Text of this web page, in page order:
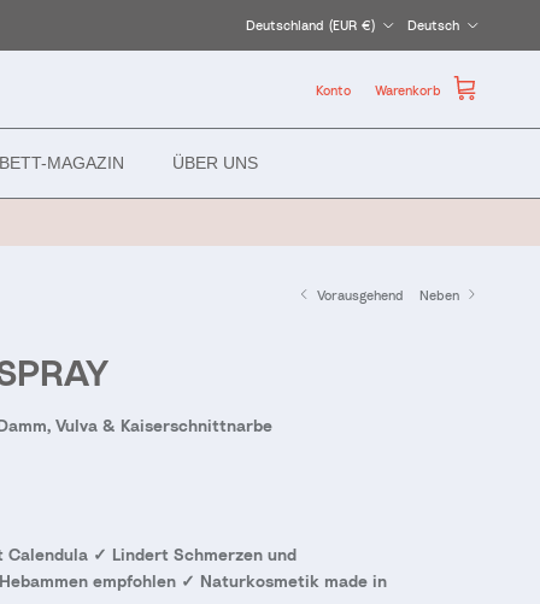
Deutschland (EUR €)
Deutsch
Konto Warenkorb
MAGAZIN ÜBER UNS
Vorausgehend Neben
Vulva & Kaiserschnittnarbe
Preis
✓ Lindert Schmerzen und
empfohlen ✓ Naturkosmetik made in